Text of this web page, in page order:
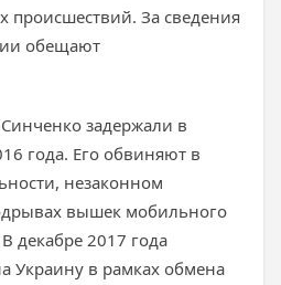
происшествий. За сведения
обещают
задержали в
года. Его обвиняют в
незаконном
вышек мобильного
декабре 2017 года
Украину в рамках обмена